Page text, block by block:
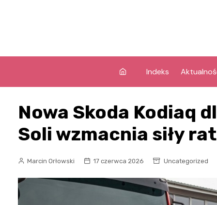
Indeks
Nowa Skoda Kodiaq
Soli wzmacnia siły
Marcin Orłowski 17 czerwca 2026 Uncategorized